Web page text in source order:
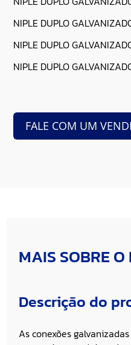
NIPLE DUPLO
NIPLE DUPLO
NIPLE DUPLO
FALE COM UM
MAIS SOBRE O
Descrição do
As conexões